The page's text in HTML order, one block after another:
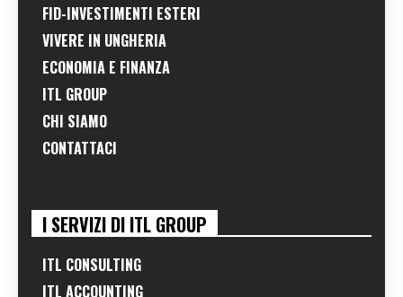
FID-INVESTIMENTI ESTERI
VIVERE IN UNGHERIA
ECONOMIA E FINANZA
ITL GROUP
CHI SIAMO
CONTATTACI
I SERVIZI DI ITL GROUP
ITL CONSULTING
ITL ACCOUNTING